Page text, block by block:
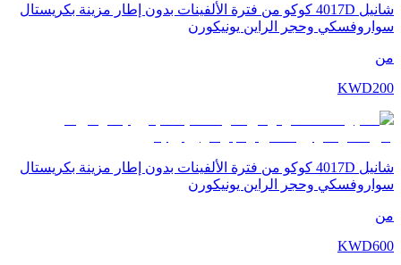
شانيل 4017D كوكو من فترة الألفينات بدون إطار مزينة بكريستال
سواروفسكي وحجر الراين يونيكورن
من
KWD200
شانيل 4017D كوكو من فترة الألفينات بدون إطار مزينة بكريستال
سواروفسكي وحجر الراين يونيكورن
من
KWD600